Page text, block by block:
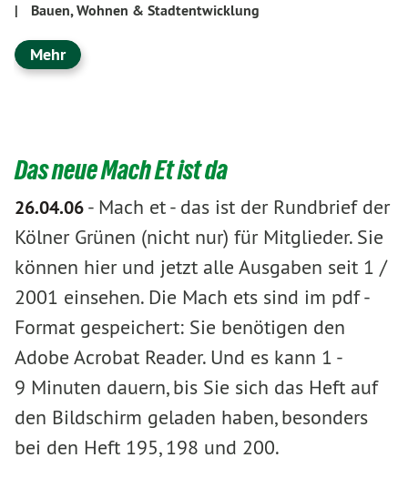
|
Bauen, Wohnen & Stadtentwicklung
Mehr
Das neue Mach Et ist da
26.04.06- Mach et - das ist der Rundbrief der
Kölner Grünen (nicht nur) für Mitglieder. Sie
können hier und jetzt alle Ausgaben seit 1 /
2001 einsehen. Die Mach ets sind im pdf -
Format gespeichert: Sie benötigen den
Adobe Acrobat Reader. Und es kann 1 -
9 Minuten dauern, bis Sie sich das Heft auf
den Bildschirm geladen haben, besonders
bei den Heft 195, 198 und 200.